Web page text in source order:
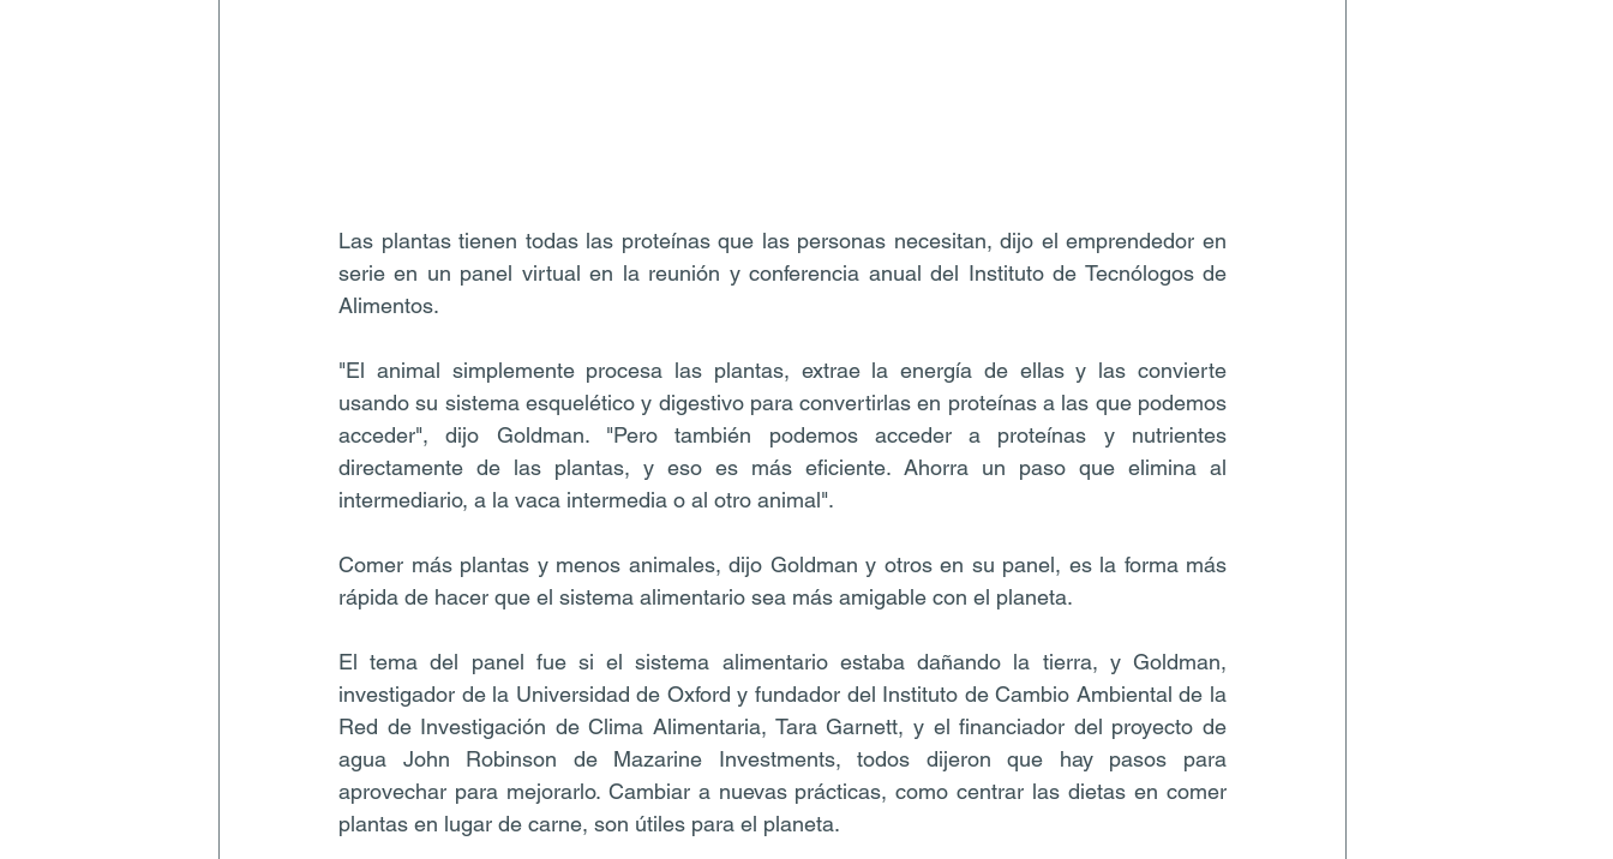
Las plantas tienen todas las proteínas que las personas necesitan, dijo el emprendedor en
serie en un panel virtual en la reunión y conferencia anual del Instituto de Tecnólogos de
Alimentos.
"El animal simplemente procesa las plantas, extrae la energía de ellas y las convierte
usando su sistema esquelético y digestivo para convertirlas en proteínas a las que podemos
acceder", dijo Goldman. "Pero también podemos acceder a proteínas y nutrientes
directamente de las plantas, y eso es más eficiente. Ahorra un paso que elimina al
intermediario, a la vaca intermedia o al otro animal".
Comer más plantas y menos animales, dijo Goldman y otros en su panel, es la forma más
rápida de hacer que el sistema alimentario sea más amigable con el planeta.
El tema del panel fue si el sistema alimentario estaba dañando la tierra, y Goldman,
investigador de la Universidad de Oxford y fundador del Instituto de Cambio Ambiental de la
Red de Investigación de Clima Alimentaria, Tara Garnett, y el financiador del proyecto de
agua John Robinson de Mazarine Investments, todos dijeron que hay pasos para
aprovechar para mejorarlo. Cambiar a nuevas prácticas, como centrar las dietas en comer
plantas en lugar de carne, son útiles para el planeta.